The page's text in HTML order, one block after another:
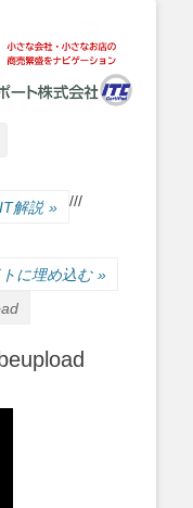
ビジネスサポ
ート株式会社
ゲーション
/
解説 » //
に埋め込む »